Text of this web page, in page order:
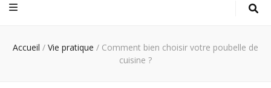
Accueil / Vie pratique / Comment bien choisir votre poubelle de
cuisine ?